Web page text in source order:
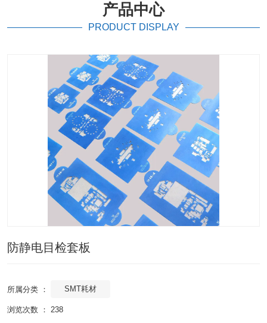
产品中心
PRODUCT DISPLAY
防静电目检套板
所属分类 ： SMT耗材
浏览次数 ： 238